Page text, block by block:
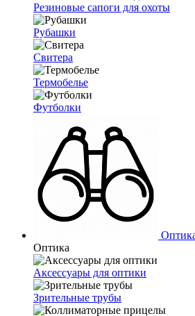
Резиновые сапоги для охоты
Рубашки
Свитера
Термобелье
Футболки
Оптика
Аксессуары для оптики
Зрительные трубы